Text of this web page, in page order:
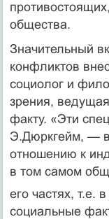
общества.
Значительный
конфликтов
социолог и
зрения,
факту. «Эти
Э.Дюркгейм, —
отношению к
в том самом
его частях, т.е.
социальные